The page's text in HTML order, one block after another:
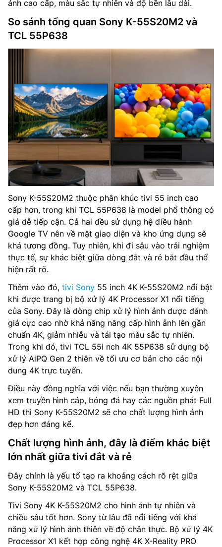
ảnh cao cấp, màu sắc tự nhiên và độ bền lâu dài.
So sánh tổng quan Sony K-55S20M2 và
TCL 55P638
Sony K-55S20M2 thuộc phân khúc tivi 55 inch cao
cấp hơn, trong khi TCL 55P638 là model phổ thông có
giá dễ tiếp cận. Cả hai đều sử dụng hệ điều hành
Google TV nên về mặt giao diện và kho ứng dụng sẽ
khá tương đồng. Tuy nhiên, khi đi sâu vào trải nghiệm
thực tế, sự khác biệt giữa dòng đắt và rẻ bắt đầu thể
hiện rất rõ.
Thêm vào đó, tivi Sony 55 inch 4K K-55S20M2 nổi bật
khi được trang bị bộ xử lý 4K Processor X1 nổi tiếng
của Sony. Đây là dòng chip xử lý hình ảnh được đánh
giá cực cao nhờ khả năng nâng cấp hình ảnh lên gần
chuẩn 4K, giảm nhiễu và tái tạo màu sắc tự nhiên.
Trong khi đó, tivi TCL 55i nch 4K 55P638 sử dụng bộ
xử lý AiPQ Gen 2 thiên về tối ưu cơ bản cho các nội
dung 4K trực tuyến.
Điều này đồng nghĩa với việc nếu bạn thường xuyên
xem truyền hình cáp, bóng đá hay các nguồn phát Full
HD thì Sony K-55S20M2 sẽ cho chất lượng hình ảnh
đẹp hơn đáng kể.
Chất lượng hình ảnh, đây là điểm khác biệt
lớn nhất giữa tivi đắt và rẻ
Đây chính là yếu tố tạo ra khoảng cách rõ rệt giữa
Sony K-55S20M2 và TCL 55P638.
Tivi Sony 4K K-55S20M2 cho hình ảnh tự nhiên và
chiều sâu tốt hơn. Sony từ lâu đã nổi tiếng với khả
năng xử lý hình ảnh thiên về độ chân thực. Bộ xử lý 4K
Processor X1 kết hợp công nghệ 4K X-Reality PRO